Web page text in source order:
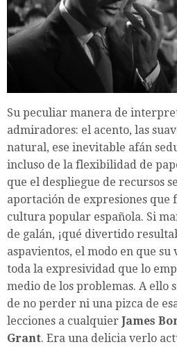
Su peculiar manera de
admiradores: el acento, las
natural, ese inevitable afán
incluso de la flexibilidad de
que el despliegue de recursos
aportación de expresiones que
cultura popular española. Si
de galán, ¡qué divertido
aspavientos, el modo en que su
toda la expresividad que lo
medio de los problemas. A ello
de no perder ni una pizca de
lecciones a cualquier James
Grant. Era una delicia verlo